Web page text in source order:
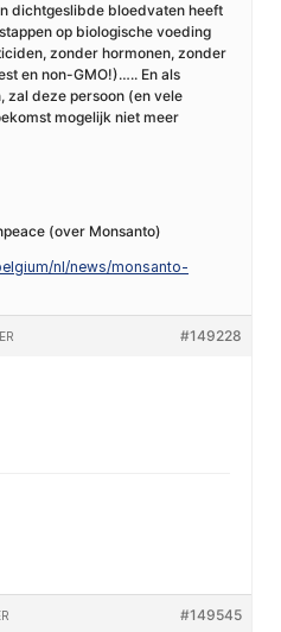
dichtgeslibde bloedvaten heeft
op biologische voeding
zonder hormonen, zonder
en non-GMO!)….. En als
zal deze persoon (en vele
mogelijk niet meer
(over Monsanto)
nl/news/monsanto-
#149228
#149545